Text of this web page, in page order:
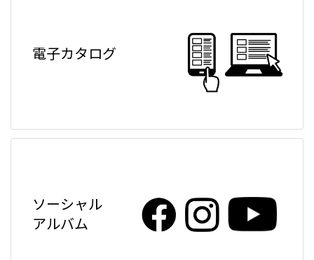
電子カタログ
ソーシャル
アルバム